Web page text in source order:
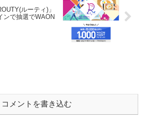
ルーティ)」
ンで抽選でWAON
コメントを書き込む